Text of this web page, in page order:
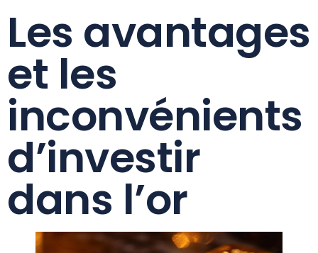
Les avantages
et les
inconvénients
d’investir
dans l’or